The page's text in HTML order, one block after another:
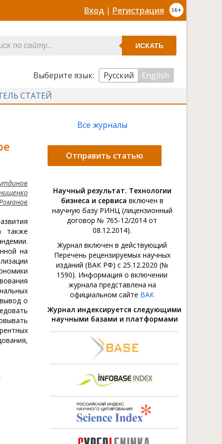
Вход | Регистрация
ИСКАТЬ
Выберите язык: Русский
English
СТАТЕЙ
также
на
о
Все журналы
Отправить статью
Научный результат. Технологии
бизнеса и сервиса включен в
научную базу РИНЦ (лицензионный
договор № 765-12/2014 от
08.12.2014).
Журнал включен в действующий
Перечень рецензируемых научных
изданий (ВАК РФ) с 25.12.2020 (№
1590). Информация о включении
журнала представлена на
официальном сайте ВАК
Журнал индексируется следующими
научными базами и платформами